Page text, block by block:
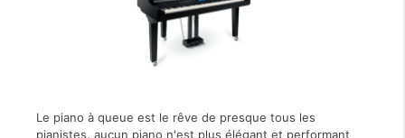
Le piano à queue est le rêve de presque tous les
pianistes, aucun piano n'est plus élégant et performant